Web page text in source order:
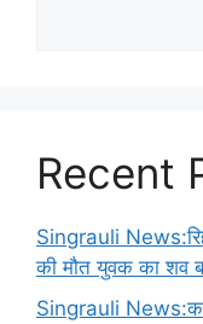
Recent
Singrauli
की मौत युवक का शव
Singrauli